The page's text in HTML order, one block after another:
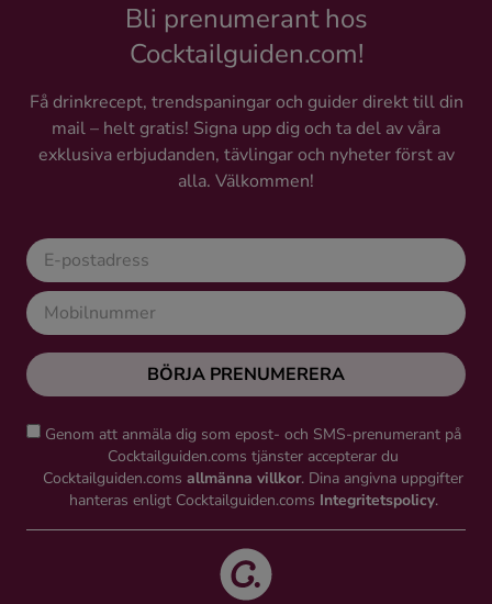
Ingredienser
Bli prenumerant hos
Cocktailguiden.com!
Få drinkrecept, trendspaningar och guider direkt till din
mail – helt gratis! Signa upp dig och ta del av våra
exklusiva erbjudanden, tävlingar och nyheter först av
alla. Välkommen!
BÖRJA PRENUMERERA
Genom att anmäla dig som epost- och SMS-prenumerant på
Cocktailguiden.coms tjänster accepterar du
Cocktailguiden.coms allmänna villkor. Dina angivna uppgifter
hanteras enligt Cocktailguiden.coms Integritetspolicy.